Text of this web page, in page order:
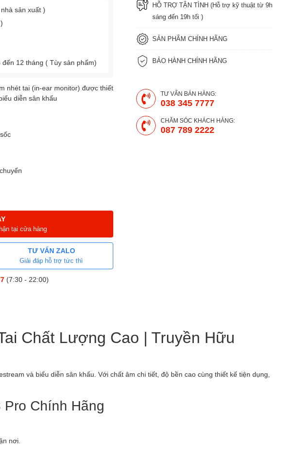
sản xuất )
12 tháng ( Tùy sản phẩm)
nhét tai (in-ear monitor) được thiết
diễn sân khấu
tại cửa hàng
TƯ VẤN ZALO
Giải đáp hỗ trợ tức thì
(7:30 - 22:00)
HỖ TRỢ TẬN TÌNH (Hỗ trợ kỹ thuật từ 9h
sáng đến 19h tối )
SẢN PHẨM CHÍNH HÃNG
BẢO HÀNH CHÍNH HÃNG
TƯ VẤN BÁN HÀNG:
038 345 7777
CHĂM SÓC KHÁCH HÀNG:
087 789 2222
Chất Lượng Cao | Truyền Hữu
và biểu diễn sân khấu. Với chất âm chi tiết, độ bền cao cùng thiết kế tiện dụng,
Chính Hãng
nơi.